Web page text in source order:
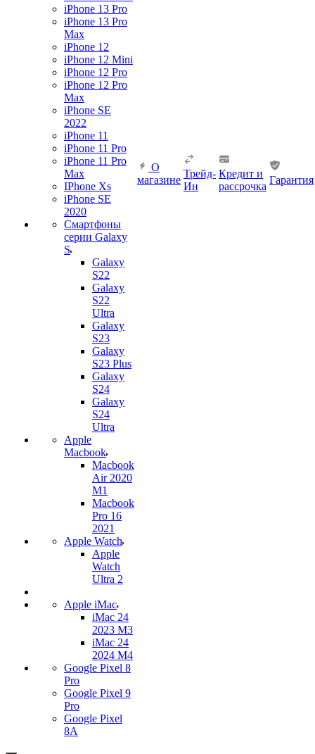
iPhone 13 Pro
iPhone 13 Pro
Max
iPhone 12
iPhone 12 Mini
iPhone 12 Pro
iPhone 12 Pro
Max
iPhone SE
2022
iPhone 11
iPhone 11 Pro
iPhone 11 Pro
Max
IPhone Xs
iPhone SE
2020
Смартфоны
серии Galaxy
S
Galaxy
S22
Galaxy
S22
Ultra
Galaxy
S23
Galaxy
S23 Plus
Galaxy
S24
Galaxy
S24
Ultra
Apple
Macbook
Macbook
Air 2020
M1
Macbook
Pro 16
2021
Apple Watch
Apple
Watch
Ultra 2
Apple iMac
iMac 24
2023 M3
iMac 24
2024 M4
Google Pixel 8
Pro
Google Pixel 9
Pro
Google Pixel
8A
О
магазине
Трейд-
Ин
Кредит и
рассрочка
Гарантия